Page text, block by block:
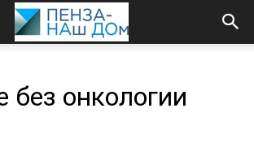
без онкологии